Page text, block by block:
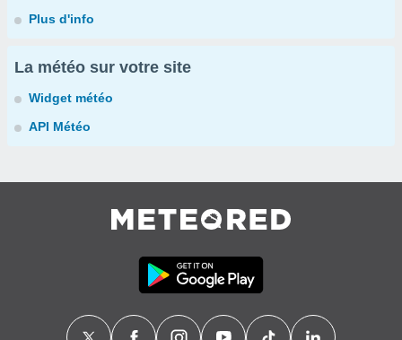
Plus d'info
La météo sur votre site
Widget météo
API Météo